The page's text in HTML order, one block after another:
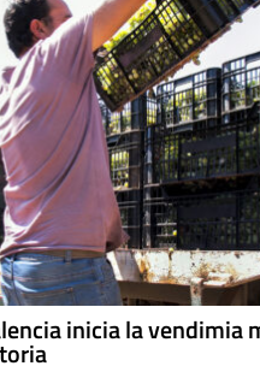
inicia la vendimia